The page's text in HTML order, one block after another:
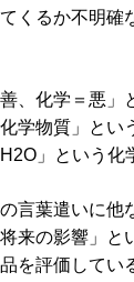
くるか不明確
、化学＝悪」
学物質」とい
」という化
言葉遣いに他
来の影響」と
を評価してい